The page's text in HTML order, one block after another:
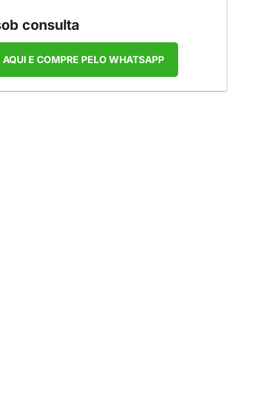
consulta
AQUI E COMPRE PELO WHATSAPP